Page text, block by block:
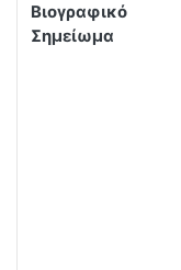
Βιογραφικό
Σημείωμα